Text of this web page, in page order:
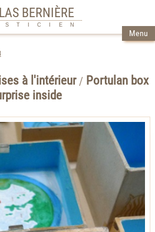
BERNIÈRE
Menu
à l'intérieur/ Portulan box
inside